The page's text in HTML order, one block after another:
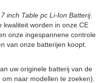
inch Table pc Li-Ion Batterij.
kwaliteit worden in onze CE
onze ingespannene controle
van onze batterijen koopt.
uw originele batterij van de
naar modellen te zoeken).